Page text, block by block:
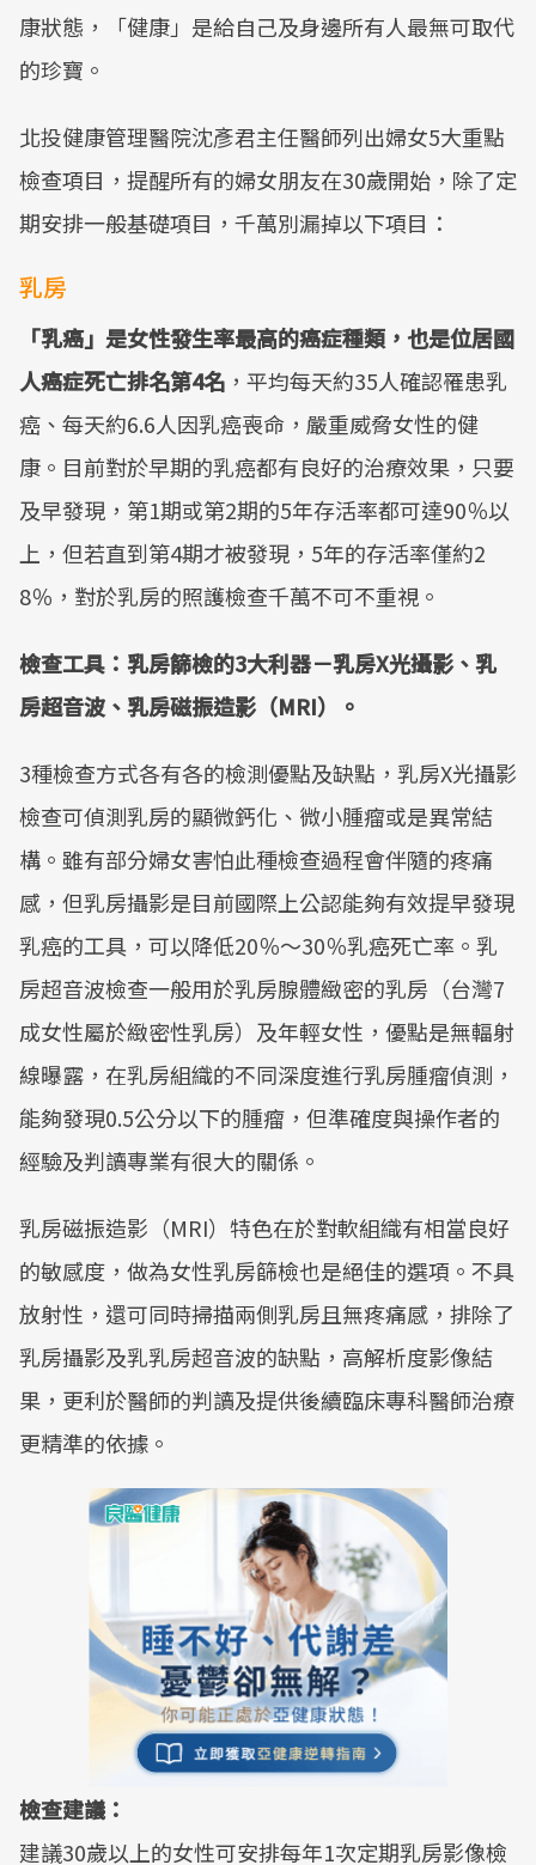
康狀態，「健康」是給自己及身邊所有人最無可取代
的珍寶。
北投健康管理醫院沈彥君主任醫師列出婦女5大重點
檢查項目，提醒所有的婦女朋友在30歲開始，除了定
期安排一般基礎項目，千萬別漏掉以下項目：
乳房
「乳癌」是女性發生率最高的癌症種類，也是位居國
人癌症死亡排名第4名 ，平均每天約35人確認罹患乳
癌、每天約6.6人因乳癌喪命，嚴重威脅女性的健
康。目前對於早期的乳癌都有良好的治療效果，只要
及早發現，第1期或第2期的5年存活率都可達90％以
上，但若直到第4期才被發現，5年的存活率僅約2
8％，對於乳房的照護檢查千萬不可不重視。
檢查工具：乳房篩檢的3大利器－乳房X光攝影、乳
房超音波、乳房磁振造影（MRI）。
3種檢查方式各有各的檢測優點及缺點，乳房X光攝影
檢查可偵測乳房的顯微鈣化、微小腫瘤或是異常結
構。雖有部分婦女害怕此種檢查過程會伴隨的疼痛
感，但乳房攝影是目前國際上公認能夠有效提早發現
乳癌的工具，可以降低20％～30％乳癌死亡率。乳
房超音波檢查一般用於乳房腺體緻密的乳房（台灣7
成女性屬於緻密性乳房）及年輕女性，優點是無輻射
線曝露，在乳房組織的不同深度進行乳房腫瘤偵測，
能夠發現0.5公分以下的腫瘤，但準確度與操作者的
經驗及判讀專業有很大的關係。
乳房磁振造影（MRI）特色在於對軟組織有相當良好
的敏感度，做為女性乳房篩檢也是絕佳的選項。不具
放射性，還可同時掃描兩側乳房且無疼痛感，排除了
乳房攝影及乳乳房超音波的缺點，高解析度影像結
果，更利於醫師的判讀及提供後續臨床專科醫師治療
更精準的依據。
檢查建議：
建議30歲以上的女性可安排每年1次定期乳房影像檢